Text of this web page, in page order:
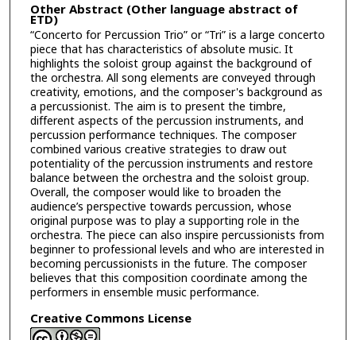
Other Abstract (Other language abstract of
ETD)
“Concerto for Percussion Trio” or “Tri” is a large concerto
piece that has characteristics of absolute music. It
highlights the soloist group against the background of
the orchestra. All song elements are conveyed through
creativity, emotions, and the composer's background as
a percussionist. The aim is to present the timbre,
different aspects of the percussion instruments, and
percussion performance techniques. The composer
combined various creative strategies to draw out
potentiality of the percussion instruments and restore
balance between the orchestra and the soloist group.
Overall, the composer would like to broaden the
audience’s perspective towards percussion, whose
original purpose was to play a supporting role in the
orchestra. The piece can also inspire percussionists from
beginner to professional levels and who are interested in
becoming percussionists in the future. The composer
believes that this composition coordinate among the
performers in ensemble music performance.
Creative Commons License